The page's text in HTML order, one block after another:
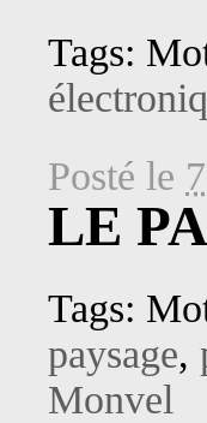
Tags:
Posté le
LE
Tags:
paysage,
Monvel